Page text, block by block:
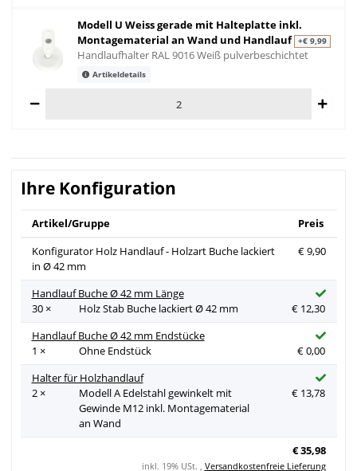
Modell U Weiss gerade mit Halteplatte inkl.
Montagematerial an Wand und Handlauf +€ 9,99
Handlaufhalter RAL 9016 Weiß pulverbeschichtet
Artikeldetails
Ihre Konfiguration
Artikel/Gruppe
Preis
Konfigurator Holz Handlauf - Holzart Buche lackiert
in Ø 42 mm
€ 9,90
Handlauf Buche Ø 42 mm Länge
30 ×
Holz Stab Buche lackiert Ø 42 mm
€ 12,30
Handlauf Buche Ø 42 mm Endstücke
1 ×
Ohne Endstück
€ 0,00
Halter für Holzhandlauf
2 ×
Modell A Edelstahl gewinkelt mit
Gewinde M12 inkl. Montagematerial
an Wand
€ 13,78
€ 35,98
inkl. 19% USt. , Versandkostenfreie Lieferung